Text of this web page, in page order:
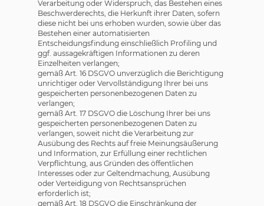
Verarbeitung oder Widerspruch, das Bestehen eines
Beschwerderechts, die Herkunft ihrer Daten, sofern
diese nicht bei uns erhoben wurden, sowie über das
Bestehen einer automatisierten
Entscheidungsfindung einschließlich Profiling und
ggf. aussagekräftigen Informationen zu deren
Einzelheiten verlangen;
gemäß Art. 16 DSGVO unverzüglich die Berichtigung
unrichtiger oder Vervollständigung Ihrer bei uns
gespeicherten personenbezogenen Daten zu
verlangen;
gemäß Art. 17 DSGVO die Löschung Ihrer bei uns
gespeicherten personenbezogenen Daten zu
verlangen, soweit nicht die Verarbeitung zur
Ausübung des Rechts auf freie Meinungsäußerung
und Information, zur Erfüllung einer rechtlichen
Verpflichtung, aus Gründen des öffentlichen
Interesses oder zur Geltendmachung, Ausübung
oder Verteidigung von Rechtsansprüchen
erforderlich ist;
gemäß Art. 18 DSGVO die Einschränkung der